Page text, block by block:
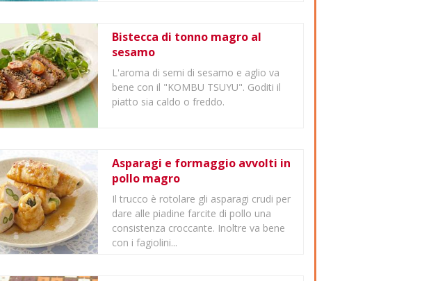
Bistecca di tonno magro al
sesamo
L'aroma di semi di sesamo e aglio va
bene con il "KOMBU TSUYU". Goditi il
piatto sia caldo o freddo.
Asparagi e formaggio avvolti in
pollo magro
Il trucco è rotolare gli asparagi crudi per
dare alle piadine farcite di pollo una
consistenza croccante. Inoltre va bene
con i fagiolini...